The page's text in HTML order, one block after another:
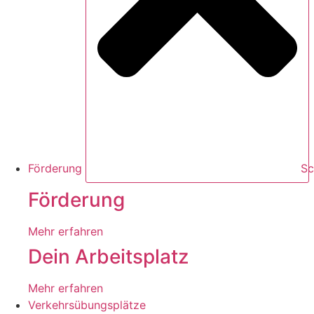
Förderung
Förderung
Mehr erfahren
Dein Arbeitsplatz
Mehr erfahren
Verkehrsübungsplätze